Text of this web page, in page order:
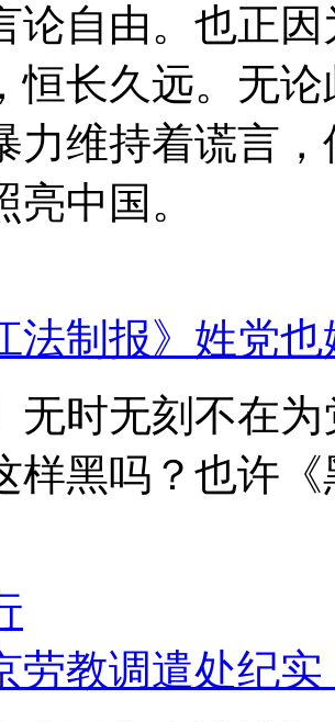
论自由。也正
恒长久远。无
力维持着谎言
中国。
法制报》姓党
无时无刻不在
样黑吗？也许
教调遣处纪实